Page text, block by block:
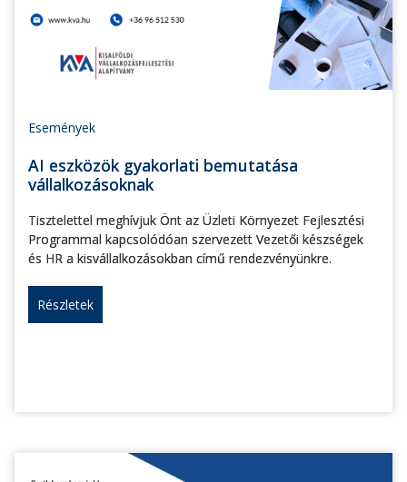
Események
AI eszközök gyakorlati bemutatása
vállalkozásoknak
Tisztelettel meghívjuk Önt az Üzleti Környezet Fejlesztési
Programmal kapcsolódóan szervezett Vezetői készségek
és HR a kisvállalkozásokban című rendezvényünkre.
Részletek